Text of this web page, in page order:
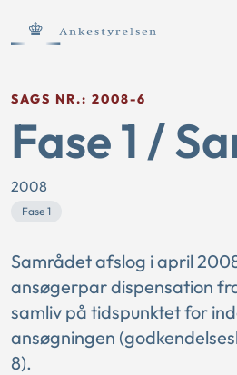
SAGS NR.: 2008-6
Fase 1 /
2008
Fase 1
Samrådet afslog i april
ansøgerpar dispensation
samliv på tidspunktet for
ansøgningen
8).